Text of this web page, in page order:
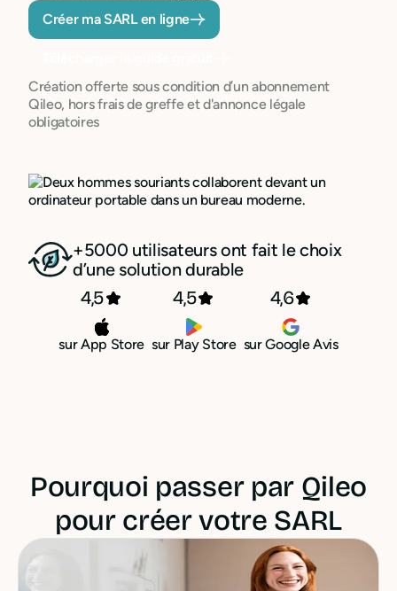
Créer ma SARL en ligne
Création offerte sous condition d’un abonnement
Qileo, hors frais de greffe et d'annonce légale
obligatoires
+5000 utilisateurs ont fait le choix
d’une solution durable
4,5
sur App Store
4,5
sur Play Store
4,6
sur Google Avis
Pourquoi passer par Qileo
pour créer votre SARL